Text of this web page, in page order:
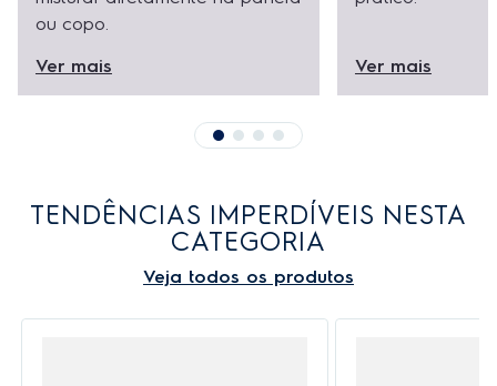
ou copo.
Ver mais
Ver mais
TENDÊNCIAS IMPERDÍVEIS NESTA
CATEGORIA
Veja todos os produtos